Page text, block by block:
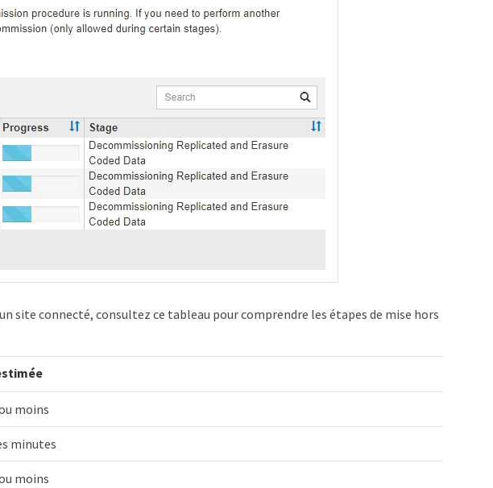
site connecté, consultez ce tableau pour comprendre les étapes de mise hors
moins
minutes
moins